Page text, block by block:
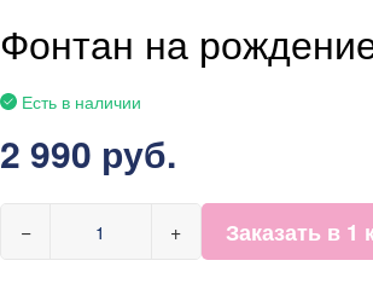
Фонтан на
Есть в наличии
2 990 руб.
− + Заказать в 1